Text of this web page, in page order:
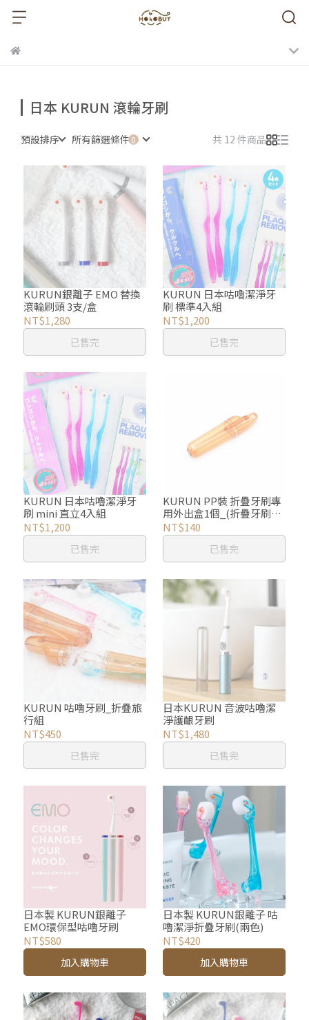
日本 KURUN 滾輪牙刷
預設排序 所有篩選條件 共 12 件商品
KURUN銀離子 EMO 替換
滾輪刷頭 3支/盒
NT$1,280
已售完
KURUN 日本咕嚕潔淨牙
刷 標準4入組
NT$1,200
已售完
KURUN 日本咕嚕潔淨牙
刷 mini 直立4入組
NT$1,200
已售完
KURUN PP裝 折疊牙刷專
用外出盒1個_(折疊牙刷另
購)
NT$140
已售完
KURUN 咕嚕牙刷_折疊旅
行組
NT$450
已售完
日本KURUN 音波咕嚕潔
淨護齦牙刷
NT$1,480
已售完
日本製 KURUN銀離子
EMO環保型咕嚕牙刷
NT$580
加入購物車
日本製 KURUN銀離子 咕
嚕潔淨折疊牙刷(兩色)
NT$420
加入購物車